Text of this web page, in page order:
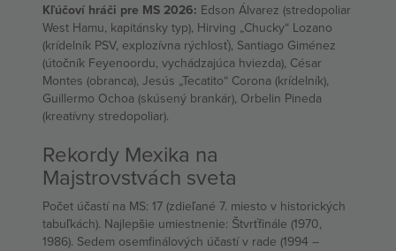
Kľúčoví hráči pre MS 2026: Edson Álvarez (stredopoliar
West Hamu, kapitánsky typ), Hirving „Chucky“ Lozano
(krídelník PSV, explozívna rýchlosť), Santiago Giménez
(útočník Feyenoordu, vychádzajúca hviezda), César
Montes (obranca), Jesús „Tecatito“ Corona (krídelník),
Guillermo Ochoa (skúsený brankár), Orbelin Pineda
(kreatívny stredopoliar).
Rekordy Mexika na
Majstrovstvách sveta
Počet účastí na MS: 17 (zdieľané 7. miesto v historických
tabuľkách). Najlepšie umiestnenie: Štvrťfinále (1970,
1986). Sedem osemfinálových účastí v rade (1994 –